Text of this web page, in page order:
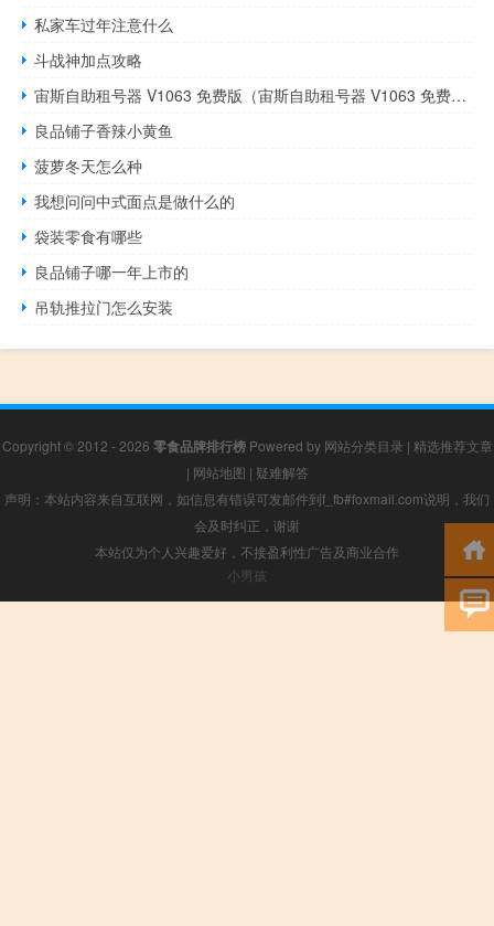
私家车过年注意什么
斗战神加点攻略
宙斯自助租号器 V1063 免费版（宙斯自助租号器 V1063 免费版功能简介）
良品铺子香辣小黄鱼
菠萝冬天怎么种
我想问问中式面点是做什么的
袋装零食有哪些
良品铺子哪一年上市的
吊轨推拉门怎么安装
Copyright © 2012 - 2026 零食品牌排行榜Powered by 网站分类目录 | 精选推荐文章
| 网站地图 | 疑难解答
声明：本站内容来自互联网，如信息有错误可发邮件到f_fb#foxmail.com说明，我们
会及时纠正，谢谢
本站仅为个人兴趣爱好，不接盈利性广告及商业合作
小男孩